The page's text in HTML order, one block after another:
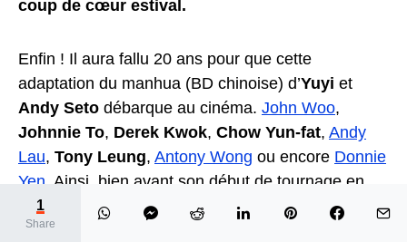
coup de cœur estival.
Enfin ! Il aura fallu 20 ans pour que cette
adaptation du manhua (BD chinoise) d’Yuyi et
Andy Seto débarque au cinéma. John Woo,
Johnnie To, Derek Kwok, Chow Yun-fat, Andy
Lau, Tony Leung, Antony Wong ou encore Donnie
Yen . Ainsi, bien avant son début de tournage en
2021, de prestigieux noms furent attachés à ce
projet.
1
Share